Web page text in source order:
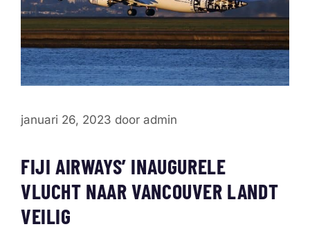
januari 26, 2023 door admin
FIJI AIRWAYS’ INAUGURELE
VLUCHT NAAR VANCOUVER LANDT
VEILIG